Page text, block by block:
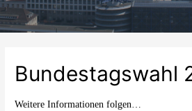
Bundestagswahl
Weitere Informationen folgen…